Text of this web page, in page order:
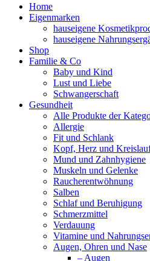
Home
Eigenmarken
hauseigene
hauseigene
Shop
Familie & Co
Baby und Kind
Lust und Liebe
Schwangerschaft
Gesundheit
Alle Produkte der
Allergie
Fit und Schlank
Kopf, Herz und
Mund und Zahnhygiene
Muskeln und Gelenke
Raucherentwöhnung
Salben
Schlaf und Beruhigung
Schmerzmittel
Verdauung
Vitamine und
Augen, Ohren und Nase
– Augen